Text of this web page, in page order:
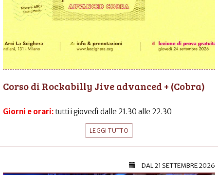
Corso di Rockabilly Jive advanced + (Cobra)
Giorni e orari:tutti i giovedì dalle 21.30 alle 22.30
LEGGI TUTTO
DAL21 SETTEMBRE 2026